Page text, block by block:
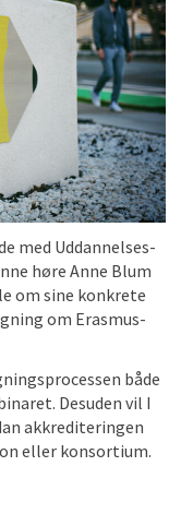
med Uddannelses-
høre Anne Blum
om sine konkrete
om Erasmus-
både
Desuden vil I
akkrediteringen
eller konsortium.